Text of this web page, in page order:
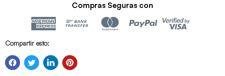
Compras Seguras con
Compartir esto: